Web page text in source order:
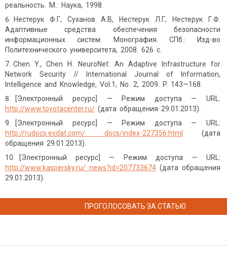
реальность. М.: Наука, 1998.
Нестерук Ф.Г, Суханов А.В, Нестерук Л.Г, Нестерук Г.Ф.
Адаптивные средства обеспечения безопасности
информационных систем. Монография. СПб.: Изд-во
Политехнического университета, 2008. 626 с.
Chen Y., Chen H. NeuroNet: An Adaptive Infrastructure for
Network Security // International Journal of Information,
Intelligence and Knowledge, Vol.1, No. 2, 2009. P. 143—168.
[Электронный ресурс] — Режим доступа — URL:
http://www.toyotacenter.ru/ (дата обращения 29.01.2013).
[Электронный ресурс] — Режим доступа — URL:
http://rudocs.exdat.com/ docs/index-227356.html
(дата
обращения 29.01.2013).
[Электронный ресурс] — Режим доступа — URL:
http://www.kaspersky.ru/ news?id=207733674 (дата обращения
29.01.2013).
ПРОГОЛОСОВАТЬ ЗА СТАТЬЮ